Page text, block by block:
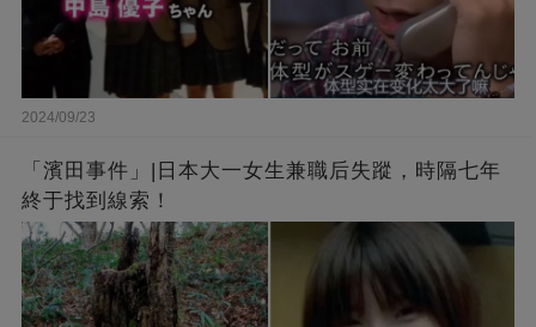
2024/09/23
「濱田事件」|日本大一女生兼職后失蹤，時隔七年
終于找到線索！